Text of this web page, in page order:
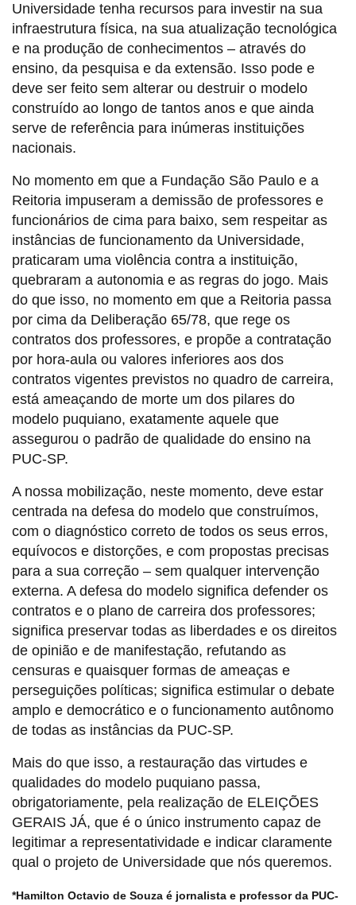
Universidade tenha recursos para investir na sua
infraestrutura física, na sua atualização tecnológica
e na produção de conhecimentos – através do
ensino, da pesquisa e da extensão. Isso pode e
deve ser feito sem alterar ou destruir o modelo
construído ao longo de tantos anos e que ainda
serve de referência para inúmeras instituições
nacionais.
No momento em que a Fundação São Paulo e a
Reitoria impuseram a demissão de professores e
funcionários de cima para baixo, sem respeitar as
instâncias de funcionamento da Universidade,
praticaram uma violência contra a instituição,
quebraram a autonomia e as regras do jogo. Mais
do que isso, no momento em que a Reitoria passa
por cima da Deliberação 65/78, que rege os
contratos dos professores, e propõe a contratação
por hora-aula ou valores inferiores aos dos
contratos vigentes previstos no quadro de carreira,
está ameaçando de morte um dos pilares do
modelo puquiano, exatamente aquele que
assegurou o padrão de qualidade do ensino na
PUC-SP.
A nossa mobilização, neste momento, deve estar
centrada na defesa do modelo que construímos,
com o diagnóstico correto de todos os seus erros,
equívocos e distorções, e com propostas precisas
para a sua correção – sem qualquer intervenção
externa. A defesa do modelo significa defender os
contratos e o plano de carreira dos professores;
significa preservar todas as liberdades e os direitos
de opinião e de manifestação, refutando as
censuras e quaisquer formas de ameaças e
perseguições políticas; significa estimular o debate
amplo e democrático e o funcionamento autônomo
de todas as instâncias da PUC-SP.
Mais do que isso, a restauração das virtudes e
qualidades do modelo puquiano passa,
obrigatoriamente, pela realização de ELEIÇÕES
GERAIS JÁ, que é o único instrumento capaz de
legitimar a representatividade e indicar claramente
qual o projeto de Universidade que nós queremos.
*Hamilton Octavio de Souza é jornalista e professor da PUC-